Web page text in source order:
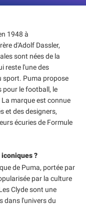
1948 à
d'Adolf Dassler,
sont nées de la
reste l'une des
sport. Puma propose
pour le football, le
marque est connue
et des designers,
écuries de Formule
?
de Puma, portée par
par la culture
Clyde sont une
dans l'univers du